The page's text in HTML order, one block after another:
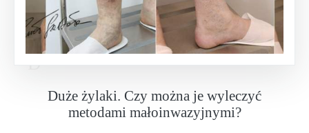
Duże żylaki. Czy można je wyleczyć
metodami małoinwazyjnymi?